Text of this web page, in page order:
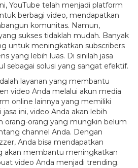
YouTube telah menjadi platform
berbagi video, mendapatkan
komunitas. Namun,
sukses tidaklah mudah. Banyak
untuk meningkatkan subscribers
yang lebih luas. Di sinilah jasa
sebagai solusi yang sangat efektif.
layanan yang membantu
video Anda melalui akun media
online lainnya yang memiliki
ini, video Anda akan lebih
orang-orang yang mungkin belum
channel Anda. Dengan
Anda bisa mendapatkan
akan membantu meningkatkan
video Anda menjadi trending.